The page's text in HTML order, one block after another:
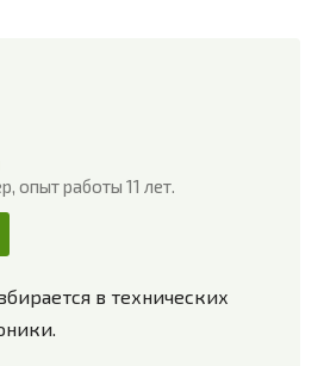
опыт работы 11 лет.
в технических